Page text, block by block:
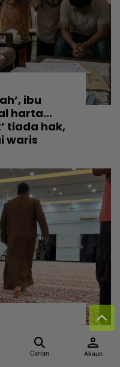
Carian
person
Akaun
ibu
harta...
tiada hak,
waris